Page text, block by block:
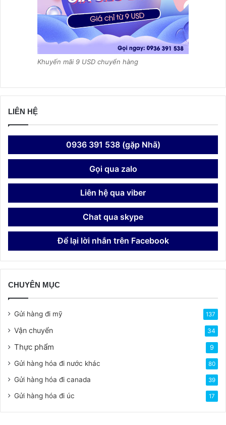
Khuyến mãi 9 USD chuyển hàng
LIÊN HỆ
0936 391 538 (gặp Nhã)
Gọi qua zalo
Liên hệ qua viber
Chat qua skype
Để lại lời nhắn trên Facebook
CHUYÊN MỤC
Gửi hàng đi mỹ 137
Vận chuyển 34
Thực phẩm 9
Gửi hàng hóa đi nước khác 80
Gửi hàng hóa đi canada 39
Gửi hàng hóa đi úc 17